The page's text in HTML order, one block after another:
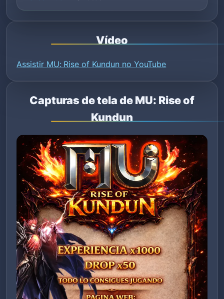
Vídeo
Assistir MU: Rise of Kundun no YouTube
Capturas de tela de MU: Rise of
Kundun